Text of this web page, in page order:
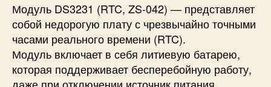
Модуль DS3231 (RTC, ZS-042) — представляет
собой недорогую плату с чрезвычайно точными
часами реального времени (RTC).
Модуль включает в себя литиевую батарею,
которая поддерживает бесперебойную работу,